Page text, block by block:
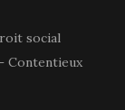
social
Contentieux